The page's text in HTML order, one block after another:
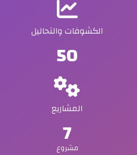
الكشوفات والتحاليل
50
المشاريع
7
مشروع